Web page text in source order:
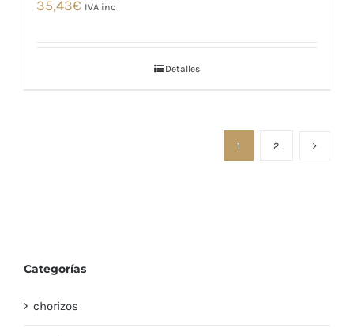
35,43€ IVA inc
Detalles
1 2
Categorías
chorizos